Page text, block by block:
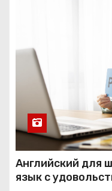
Английский для
язык с